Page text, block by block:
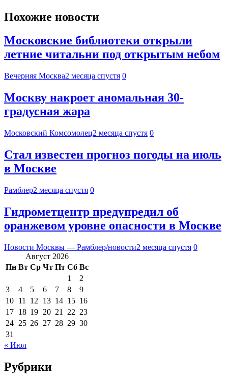
Похожие новости
Московские библиотеки открыли
летние читальни под открытым небом
Вечерняя Москва2 месяца спустя 0
Москву накроет аномальная 30-
градусная жара
Московский Комсомолец2 месяца спустя 0
Стал известен прогноз погоды на июль
в Москве
Рамблер2 месяца спустя 0
Гидрометцентр предупредил об
оранжевом уровне опасности в Москве
Новости Москвы — Рамблер/новости2 месяца спустя 0
Август 2026
Пн Вт Ср Чт Пт Сб Вс
1
2
3
4 5 6 7 8
9
10 11 12 13 14 15 16
17 18 19 20 21 22 23
24 25 26 27 28 29 30
31
« Июл
Рубрики